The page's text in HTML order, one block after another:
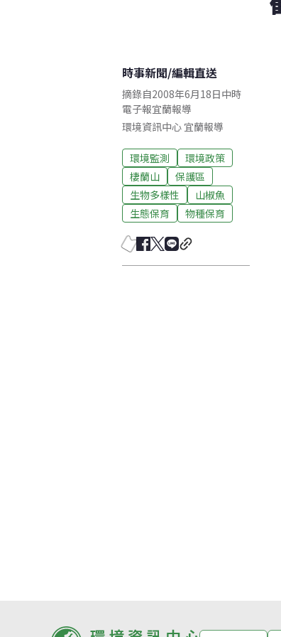
時事新聞/編輯直送
摘錄自2008年6月18日中時
電子報宜蘭報導
環境資訊中心 宜蘭報導
環境監測
環境政策
棲蘭山
保護區
生物多樣性
山椒魚
生態保育
物種保育